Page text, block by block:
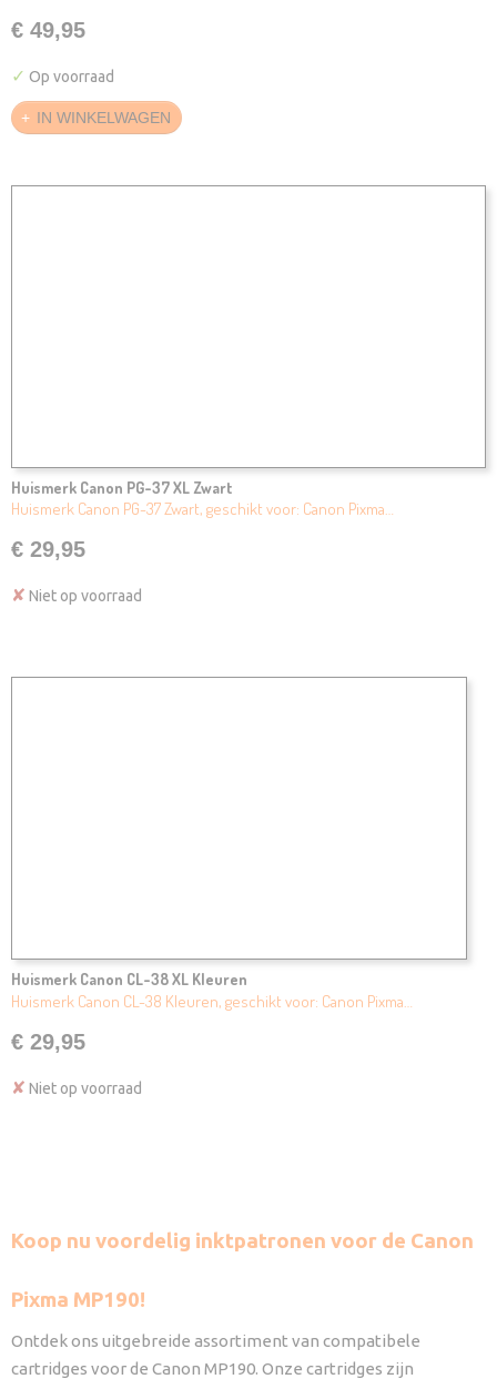
€ 49,95
✓ Op voorraad
IN WINKELWAGEN
Huismerk Canon PG-37 XL Zwart
Huismerk Canon PG-37 Zwart, geschikt voor: Canon Pixma…
€ 29,95
✘ Niet op voorraad
Huismerk Canon CL-38 XL Kleuren
Huismerk Canon CL-38 Kleuren, geschikt voor: Canon Pixma…
€ 29,95
✘ Niet op voorraad
Koop nu voordelig inktpatronen voor de Canon
Pixma MP190!
Ontdek ons uitgebreide assortiment van compatibele
cartridges voor de Canon MP190. Onze cartridges zijn